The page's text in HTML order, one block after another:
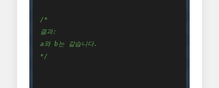
/*
결과:
a와 b는 같습니다.
*/